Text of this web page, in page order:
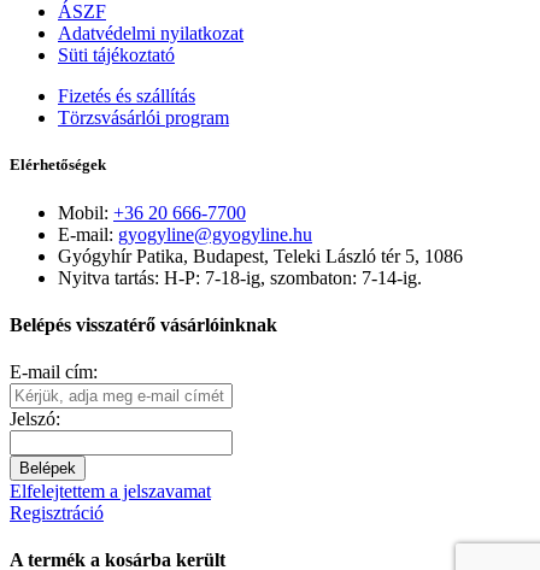
ÁSZF
Adatvédelmi nyilatkozat
Süti tájékoztató
Fizetés és szállítás
Törzsvásárlói program
Elérhetőségek
Mobil: +36 20 666-7700
E-mail: gyogyline@gyogyline.hu
Gyógyhír Patika, Budapest, Teleki László tér 5, 1086
Nyitva tartás: H-P: 7-18-ig, szombaton: 7-14-ig.
Belépés visszatérő vásárlóinknak
E-mail cím:
Jelszó:
Belépek
Elfelejtettem a jelszavamat
Regisztráció
A termék a kosárba került